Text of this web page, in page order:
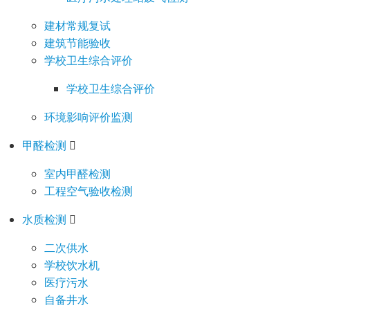
建材常规复试
建筑节能验收
学校卫生综合评价
学校卫生综合评价
环境影响评价监测
甲醛检测
室内甲醛检测
工程空气验收检测
水质检测
二次供水
学校饮水机
医疗污水
自备井水